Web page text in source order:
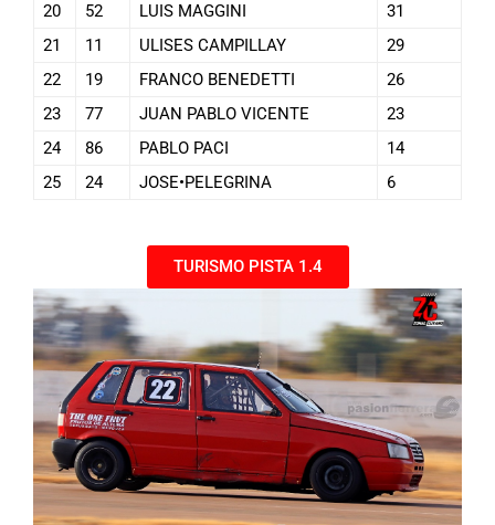
20
52 LUIS MAGGINI
31
21
11 ULISES CAMPILLAY
29
22
19 FRANCO BENEDETTI
26
23
77 JUAN PABLO VICENTE
23
24
86 PABLO PACI
14
25
24 JOSE•PELEGRINA 6
TURISMO PISTA 1.4